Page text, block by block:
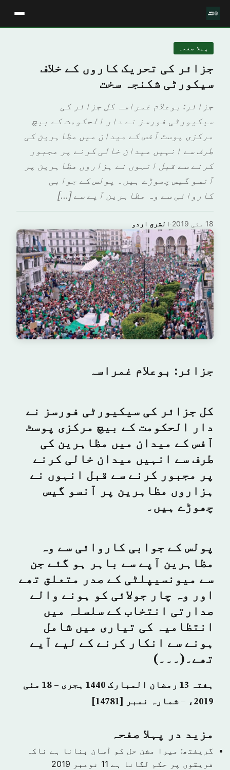
پہلا صفحہ
جزائر کی تحریک کاروں کے خلاف
سیکورٹی شکنجہ سخت
جزائر: بوعلام غمراسہ کل جزائر کی
سیکیورٹی فورسز نے دار الحکومت کے بیچ
مرکزی پوسٹ آفس کے میدان میں مظاہرین کی
طرف سے انہیں میدان خالی کرنے پر مجبور
کرنے سے قبل انہوں نے ہزاروں مظاہرین پر
آنسو گیس چھوڑے ہیں۔ پولس کے جوابی
کاروائی سے وہ مظاہرین آپے سے […]
الشرق اردو · 18 مئی 2019
جزائر: بوعلام غمراسہ
کل جزائر کی سیکیورٹی فورسز نے
دار الحکومت کے بیچ مرکزی پوسٹ
آفس کے میدان میں مظاہرین کی
طرف سے انہیں میدان خالی کرنے
پر مجبور کرنے سے قبل انہوں نے
ہزاروں مظاہرین پر آنسو گیس
چھوڑے ہیں۔
پولس کے جوابی کاروائی سے وہ
مظاہرین آپے سے باہر ہو گئے جن
سے میونسیپلٹی کے صدر متعلق تھے
اور وہ چار جولائی کو ہونے والے
صدارتی انتخاب کے سلسلہ میں
انتظامیہ کی تیاری میں شامل
ہونے سے انکار کرنے کے لیے آیے
تھے۔(۔۔۔)
ہفتہ 13 رمضان المبارک 1440 ہجری – 18 مئی
2019ء – شمارہ نمبر [14781]
مزید در پہلا صفحہ
گریفتھ: میرا مشن حل کو آسان بنانا ہے ناکہ
فریقوں پر حکم لگانا ہے 11 نومبر 2019